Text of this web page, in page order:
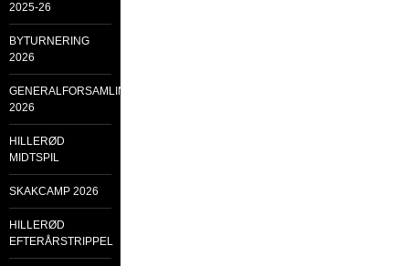
2025-26
BYTURNERING
2026
GENERALFORSAMLING
2026
HILLERØD
MIDTSPIL
SKAKCAMP 2026
HILLERØD
EFTERÅRSTRIPPEL